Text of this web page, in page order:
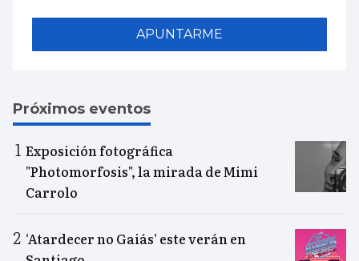
APUNTARME
Próximos eventos
Exposición fotográfica
"Photomorfosis", la mirada de Mimi
Carrolo
‘Atardecer no Gaiás’ este verán en